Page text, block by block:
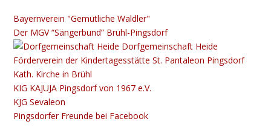
Bayernverein "Gemütliche Waldler"
Der MGV “Sängerbund” Brühl-Pingsdorf
Dorfgemeinschaft Heide
Förderverein der Kindertagesstätte St. Pantaleon Pingsdorf
Kath. Kirche in Brühl
KIG K​​​​​AJUJA Pingsdorf von 1967 e.V.
KJG Sevaleon
Pingsdorfer Freunde bei Facebook